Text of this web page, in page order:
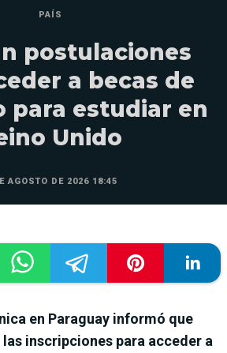
PAÍS
postulaciones
a becas de
para estudiar en
Unido
AGOSTO DE 2026 18:45
en Paraguay informó que
inscripciones para acceder a